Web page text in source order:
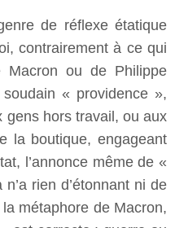
de réflexe étatique
contrairement à ce qui
ou de Philippe
soudain « providence »,
gens hors travail, ou aux
la boutique, engageant
l’annonce même de «
rien d’étonnant ni de
métaphore de Macron,